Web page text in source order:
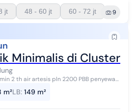
jt 48 - 60 jt 60 - 72 jt 9
Minimalis di Cluster
2 th air artesis pln 2200 PBB penyewa
m²LB: 149 m²